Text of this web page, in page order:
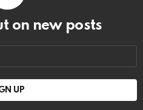
on new posts